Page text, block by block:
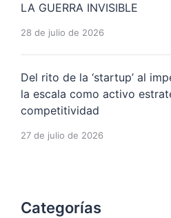
LA GUERRA INVISIBLE
28 de julio de 2026
Del rito de la ‘startup’ al
la escala como activo
competitividad
27 de julio de 2026
Categorías